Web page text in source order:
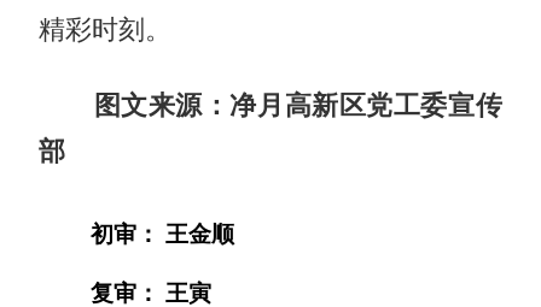
精彩时刻。
图文来源：净月高新区党工委宣传
部
初审： 王金顺
复审： 王寅